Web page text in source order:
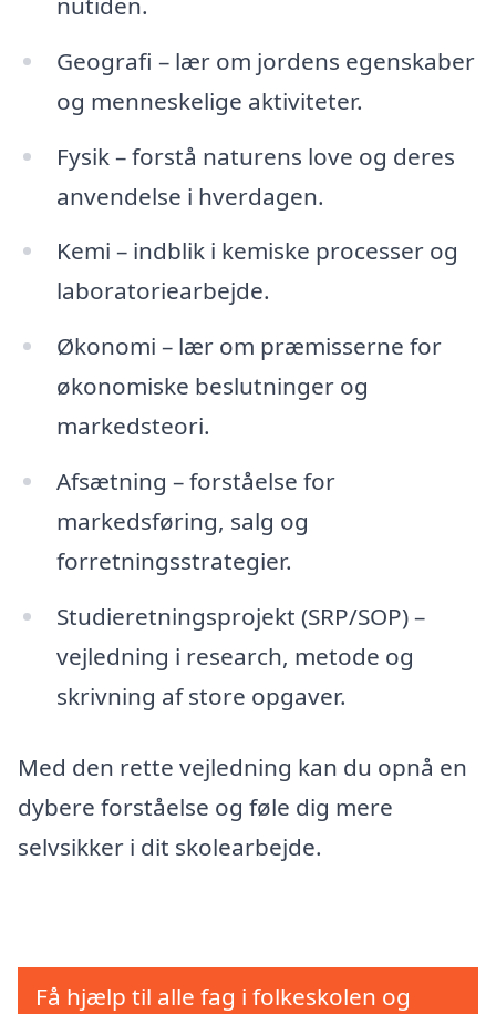
Geografi – lær om jordens egenskaber
og menneskelige aktiviteter.
Fysik – forstå naturens love og deres
anvendelse i hverdagen.
Kemi – indblik i kemiske processer og
laboratoriearbejde.
Økonomi – lær om præmisserne for
økonomiske beslutninger og
markedsteori.
Afsætning – forståelse for
markedsføring, salg og
forretningsstrategier.
Studieretningsprojekt (SRP/SOP) –
vejledning i research, metode og
skrivning af store opgaver.
Med den rette vejledning kan du opnå en
dybere forståelse og føle dig mere
selvsikker i dit skolearbejde.
Få hjælp til alle fag i folkeskolen og